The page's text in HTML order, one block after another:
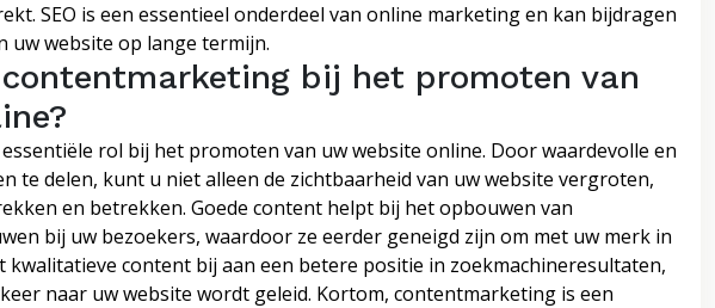
SEO is een essentieel onderdeel van online marketing en kan bijdragen
uw website op lange termijn.
bij het promoten van
rol bij het promoten van uw website online. Door waardevolle en
te delen, kunt u niet alleen de zichtbaarheid van uw website vergroten,
en betrekken. Goede content helpt bij het opbouwen van
bij uw bezoekers, waardoor ze eerder geneigd zijn om met uw merk in
kwalitatieve content bij aan een betere positie in zoekmachineresultaten,
naar uw website wordt geleid. Kortom, contentmarketing is een